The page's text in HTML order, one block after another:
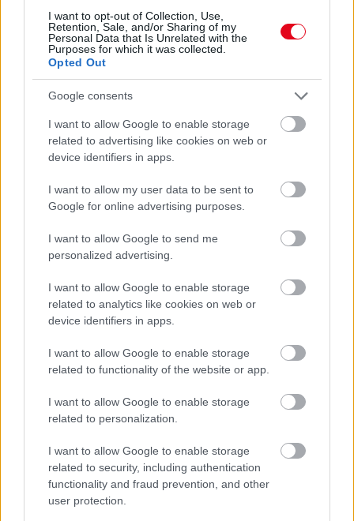
I want to opt-out of Collection, Use,
Retention, Sale, and/or Sharing of my
Personal Data that Is Unrelated with the
Purposes for which it was collected.
Opted Out
Google consents
I want to allow Google to enable storage
related to advertising like cookies on web or
device identifiers in apps.
I want to allow my user data to be sent to
Google for online advertising purposes.
I want to allow Google to send me
personalized advertising.
I want to allow Google to enable storage
related to analytics like cookies on web or
device identifiers in apps.
I want to allow Google to enable storage
related to functionality of the website or app.
I want to allow Google to enable storage
related to personalization.
I want to allow Google to enable storage
related to security, including authentication
functionality and fraud prevention, and other
user protection.
24 óra
próbál figyelmeztetni
Orvos figyelmeztet: ezt az apró reggeli tünetet ne